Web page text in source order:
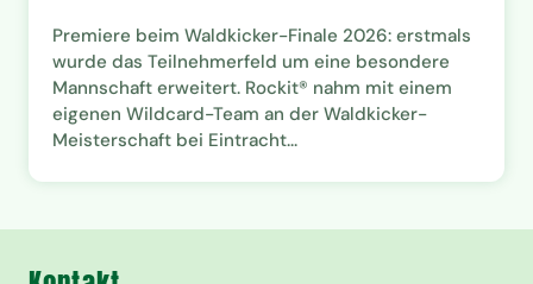
Premiere beim Waldkicker-Finale 2026: erstmals
wurde das Teilnehmerfeld um eine besondere
Mannschaft erweitert. Rockit® nahm mit einem
eigenen Wildcard-Team an der Waldkicker-
Meisterschaft bei Eintracht...